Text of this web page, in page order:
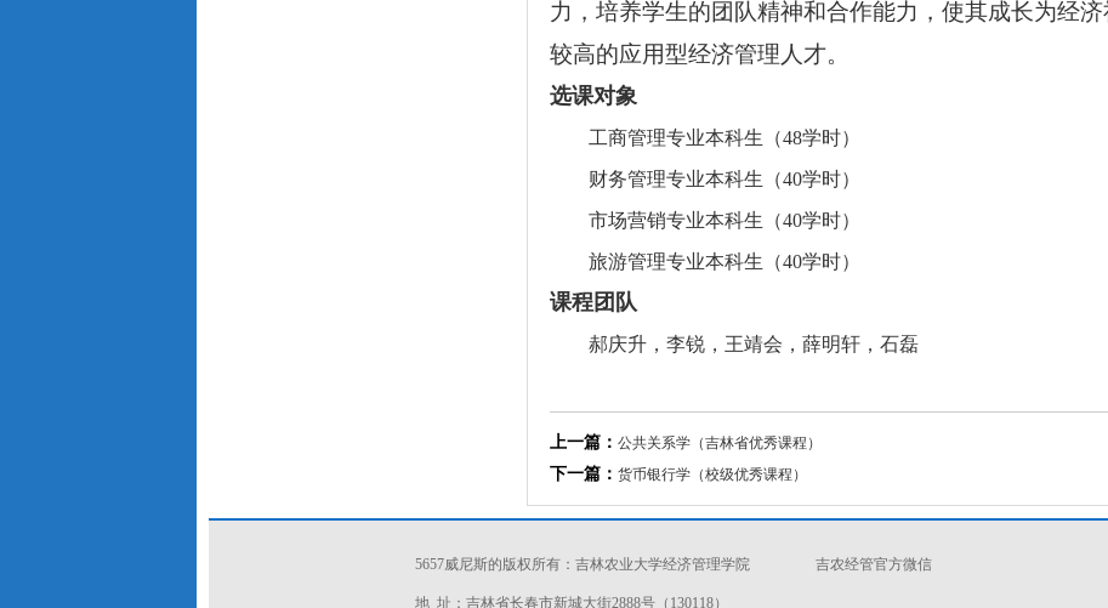
力，培养学生的团队精神和合作能力，使其成长为经
较高的应用型经济管理人才。
选课对象
工商管理专业本科生（48学时）
财务管理专业本科生（40学时）
市场营销专业本科生（40学时）
旅游管理专业本科生（40学时）
课程团队
郝庆升，李锐，王靖会，薛明轩，石磊
上一篇： 公共关系学（吉林省优秀课程）
下一篇： 货币银行学（校级优秀课程）
5657威尼斯的版权所有：吉林农业大学经济管理学院
地 址：吉林省长春市新城大街2888号（130118）
吉农经管官方微信